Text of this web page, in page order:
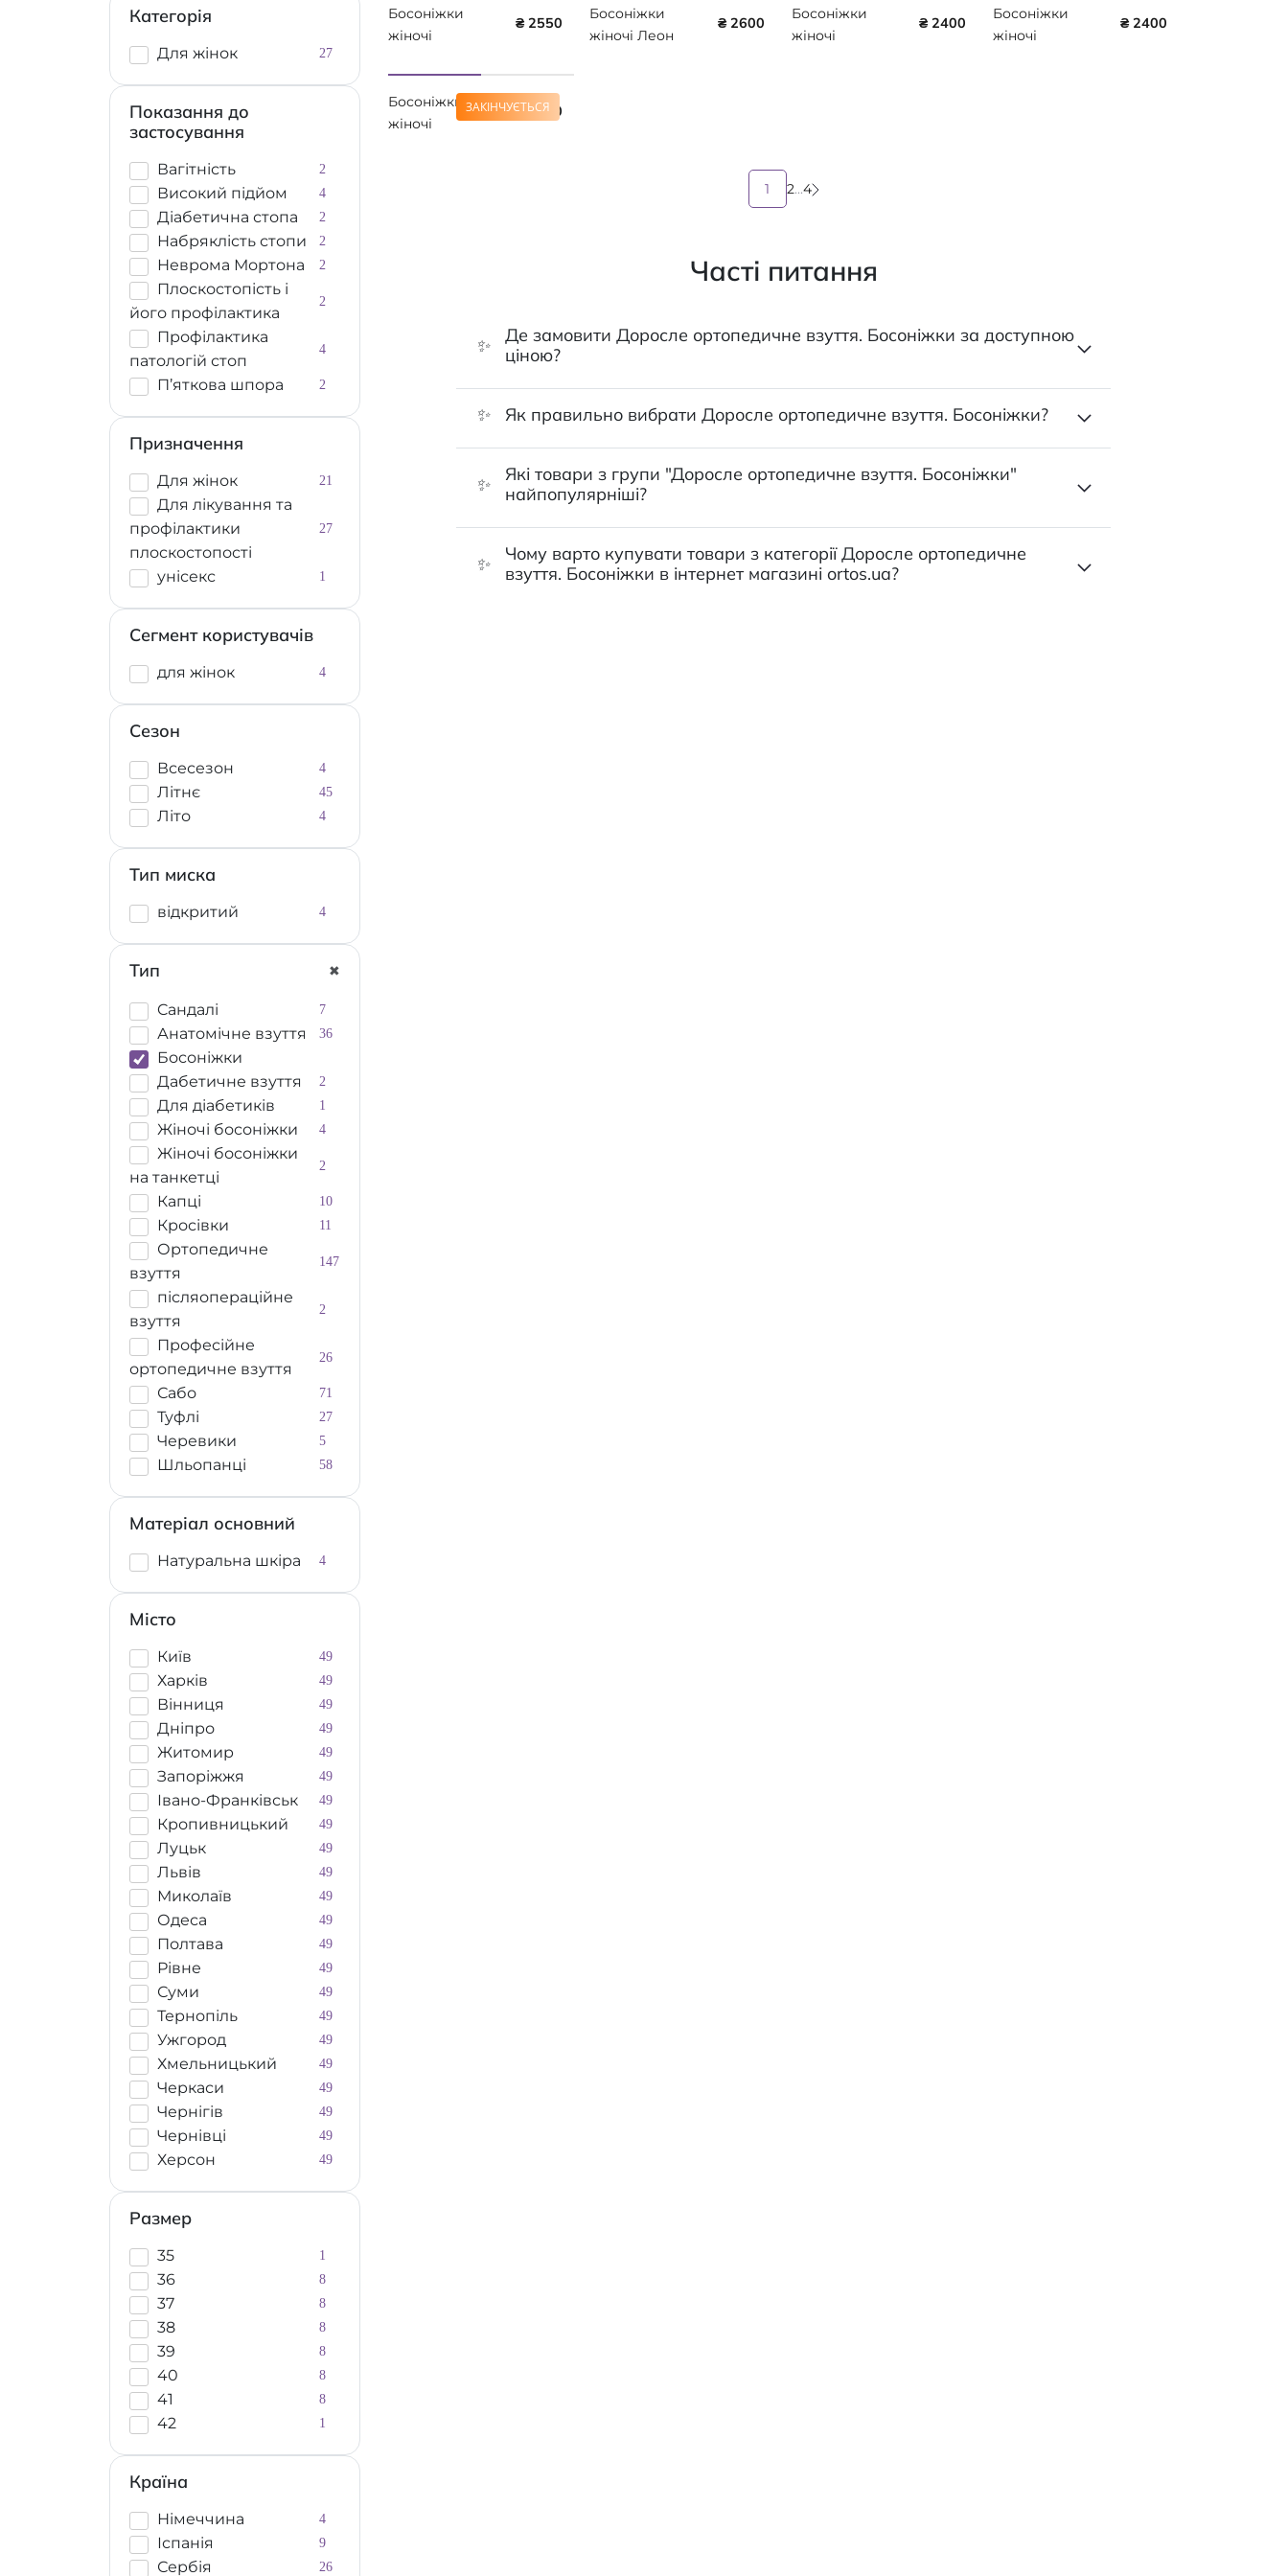
Категорія
Для жінок 27
Показання до
застосування
Вагітність 2
Високий підйом 4
Діабетична стопа 2
Набряклість стопи 2
Неврома Мортона 2
Плоскостопість і
його профілактика
2
Профілактика
патологій стоп
4
П’яткова шпора 2
Призначення
Для жінок 21
Для лікування та
профілактики
плоскостопості
27
унісекс 1
Сегмент користувачів
для жінок 4
Сезон
Всесезон 4
Літнє 45
Літо 4
Тип миска
відкритий 4
Тип
Cандалі 7
Анатомічне взуття 36
Босоніжки
Дабетичне взуття
2
Для діабетиків 1
Жіночі босоніжки 4
Жіночі босоніжки
на танкетці
2
Капці 10
Кросівки 11
Ортопедичне
взуття
147
післяопераційне
взуття
2
Професійне
ортопедичне взуття
26
Сабо 71
Туфлі 27
Черевики 5
Шльопанці 58
Матеріал основний
Натуральна шкіра 4
Місто
Київ 49
Харків 49
Вінниця 49
Дніпро 49
Житомир 49
Запоріжжя 49
Івано-Франківськ 49
Кропивницький 49
Луцьк 49
Львів 49
Миколаїв 49
Одеса 49
Полтава 49
Рівне 49
Суми 49
Тернопіль 49
Ужгород 49
Хмельницький 49
Черкаси 49
Чернігів 49
Чернівці 49
Херсон 49
Размер
35 1
36 8
37 8
38 8
39 8
40 8
41 8
42 1
Країна
Німеччина 4
Іспанія 9
Сербія 26
Босоніжки
жіночі
Leon 924 бежеві
₴ 2550
Босоніжки
жіночі Леон
₴ 2600
Босоніжки
жіночі
₴ 2400
Босоніжки
жіночі
₴ 2400
ЗАКІНЧУЄТЬСЯ
Босоніжки
жіночі
₴ 1870
1 2...4
Часті питання
✨
Де замовити Доросле ортопедичне взуття. Босоніжки за доступною
ціною?
✨ Як правильно вибрати Доросле ортопедичне взуття. Босоніжки?
✨
Які товари з групи "Доросле ортопедичне взуття. Босоніжки"
найпопулярніші?
✨
Чому варто купувати товари з категорії Доросле ортопедичне
взуття. Босоніжки в інтернет магазині ortos.ua?